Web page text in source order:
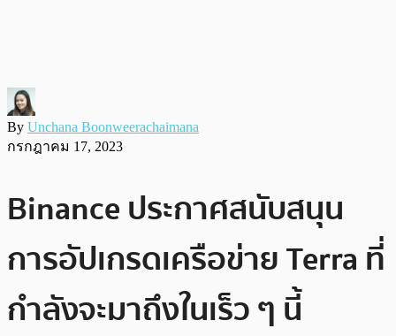
By Unchana Boonweerachaimana
กรกฎาคม 17, 2023
Binance ประกาศสนับสนุน
การอัปเกรดเครือข่าย Terra ที่
กำลังจะมาถึงในเร็ว ๆ นี้